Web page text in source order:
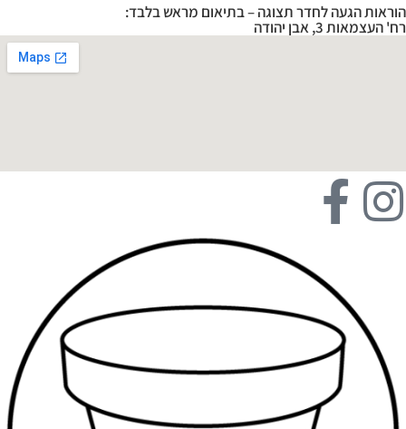
הוראות הגעה לחדר תצוגה – בתיאום מראש בלבד:
רח' העצמאות 3, אבן יהודה